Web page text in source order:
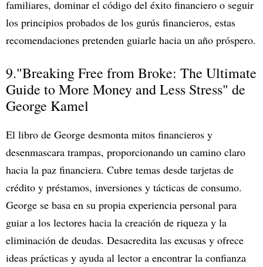
familiares, dominar el código del éxito financiero o seguir
los principios probados de los gurús financieros, estas
recomendaciones pretenden guiarle hacia un año próspero.
9."Breaking Free from Broke: The Ultimate
Guide to More Money and Less Stress" de
George Kamel
El libro de George desmonta mitos financieros y
desenmascara trampas, proporcionando un camino claro
hacia la paz financiera. Cubre temas desde tarjetas de
crédito y préstamos, inversiones y tácticas de consumo.
George se basa en su propia experiencia personal para
guiar a los lectores hacia la creación de riqueza y la
eliminación de deudas. Desacredita las excusas y ofrece
ideas prácticas y ayuda al lector a encontrar la confianza